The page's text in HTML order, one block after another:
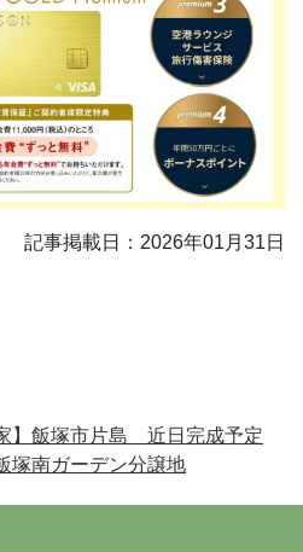
記事掲載日：2026年01月31日
】飯塚市片島 近日完成予定
南ガーデン分譲地